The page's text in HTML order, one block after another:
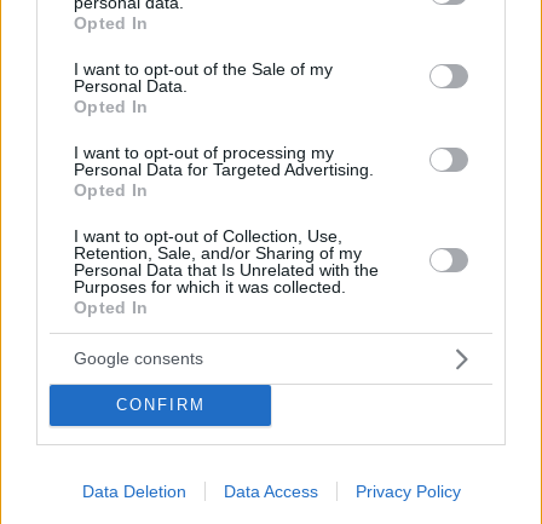
grant or deny consent to Google and its third-party tags to
use your data for below specified purposes in below Google
consent section.
Opted In
I want to opt-out of the Sale of my
Personal Data.
Opted In
I want to opt-out of processing my
Personal Data for Targeted Advertising.
Opted In
I want to opt-out of Collection, Use,
Retention, Sale, and/or Sharing of my
Personal Data that Is Unrelated with the
Purposes for which it was collected.
Opted In
Google consents
CONFIRM
Data Deletion Data Access Privacy Policy
Loaded
100.00%
Σάλος στη Λιθουανία από σαμποτάζ σε
προσπάθεια ρεκόρ powerlifting από Βελγίδα:
«Είμαι ρατσιστής και το έκανα επίτηδες» έγραψε
ο δράστης
07.08.2026, 06:51